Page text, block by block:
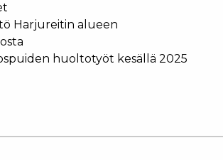
Harjureitin alueen
huoltotyöt kesällä 2025